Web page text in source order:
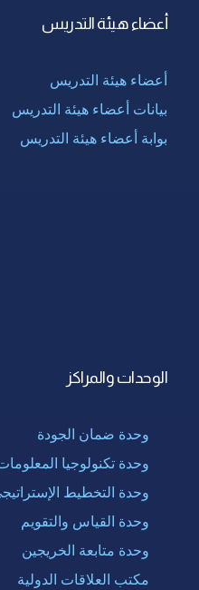
أعضاء هيئة التدريس
أعضاء هيئة التدريس
بيانات أعضاء هيئة التدريس
بوابة أعضاء هيئة التدريس
الوحدات والمراكز
وحدة ضمان الجودة
وحدة تكنولوجيا
وحدة التخطيط
وحدة القياس والتقويم
وحدة متابعة الخريجين
مكتب العلاقات الدولية